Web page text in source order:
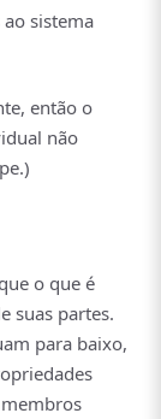
sistema
então o
não
o que é
suas partes.
para baixo,